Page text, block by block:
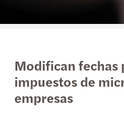
Modifican fechas
impuestos de
empresas